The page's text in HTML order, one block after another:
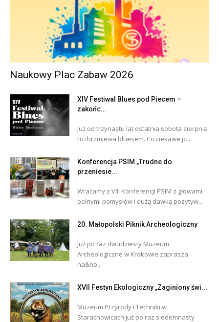
Naukowy Plac Zabaw 2026
XIV Festiwal Blues pod Piecem –
zakońc...
Już od trzynastu lat ostatnia sobota sierpnia
rozbrzmiewa bluesem. Co ciekawe p...
Konferencja PSIM „Trudne do
przeniesie...
Wracamy z VIII Konferencji PSIM z głowami
pełnymi pomysłów i dużą dawką pozytyw...
20. Małopolski Piknik Archeologiczny
Już po raz dwudziesty Muzeum
Archeologiczne w Krakowie zaprasza
na&nb...
XVII Festyn Ekologiczny „Zaginiony świ...
Muzeum Przyrody i Techniki w
Starachowicach już po raz siedemnasty